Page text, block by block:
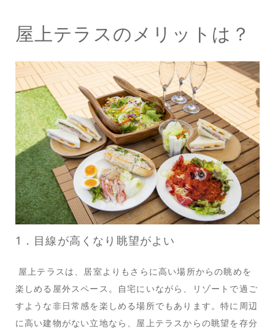
屋上テラスのメリットは？
1．目線が高くなり眺望がよい
屋上テラスは、居室よりもさらに高い場所からの眺めを
楽しめる屋外スペース。自宅にいながら、リゾートで過ご
すような非日常感を楽しめる場所でもあります。特に周辺
に高い建物がない立地なら、屋上テラスからの眺望を存分